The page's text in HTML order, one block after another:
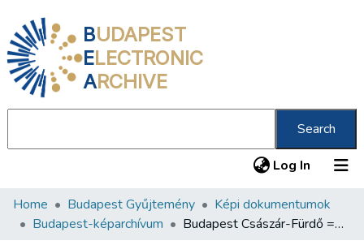
BUDAPEST
ELECTRONIC
ARCHIVE
Search
Log In (current)
Communities & Collections
Home Budapest Gyűjtemény
Képi dokumentumok
Budapest-képarchívum
Budapest Császár-Fürdő = Kaiserbad